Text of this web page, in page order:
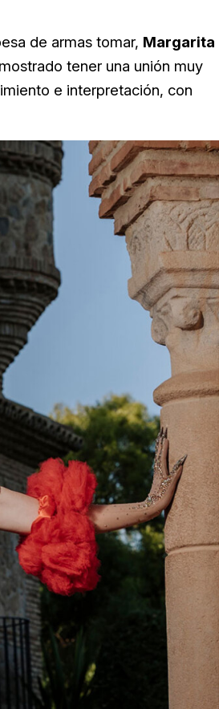
de armas tomar, Margarita
tener una unión muy
e interpretación, con